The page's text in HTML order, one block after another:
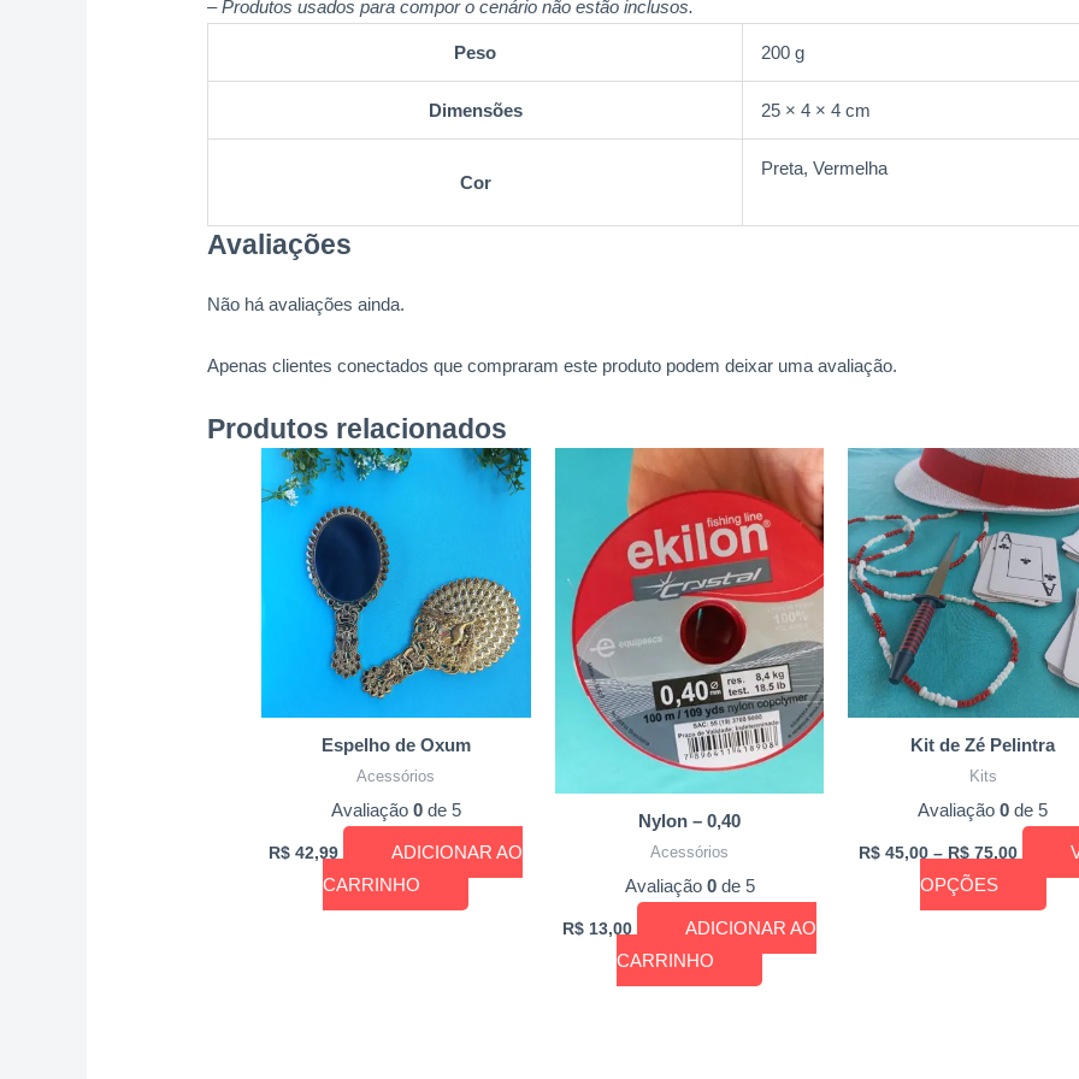
– Produtos usados para compor o cenário não estão inclusos.
Peso 200 g
Dimensões 25 × 4 × 4 cm
Cor
Preta, Vermelha
Avaliações
Não há avaliações ainda.
Apenas clientes conectados que compraram este produto podem deixar uma avaliação.
Produtos relacionados
Espelho de Oxum
Acessórios
Avaliação 0de 5
R$ 42,99
ADICIONAR AO
CARRINHO
Nylon – 0,40
Acessórios
Avaliação 0de 5
R$ 13,00
ADICIONAR AO
CARRINHO
Kit de Zé Pelintra
Kits
Avaliação0 de 5
R$45,00 – R$75,00
Price
range:
R$
R$
OPÇÕES
tem
As
ser